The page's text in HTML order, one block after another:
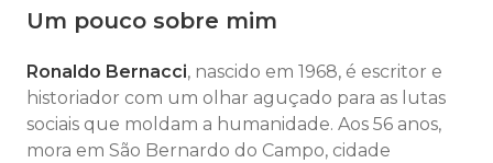
Um pouco sobre mim
Ronaldo Bernacci, nascido em 1968, é escritor e
historiador com um olhar aguçado para as lutas
sociais que moldam a humanidade. Aos 56 anos,
mora em São Bernardo do Campo, cidade